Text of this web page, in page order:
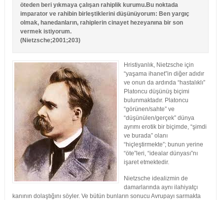
öteden beri yıkmaya çalışan rahiplik kurumu.Bu noktada
imparator ve rahibin birleştiklerini düşünüyorum: Ben yargıç
olmak, hanedanların, rahiplerin cinayet hezeyanına bir son
vermek istiyorum.
(Nietzsche;2001;203)
Hristiyanlık, Nietzsche için
“yaşama ihanet”in diğer adıdır
ve onun da ardında “hastalıklı”
Platoncu düşünüş biçimi
bulunmaktadır. Platoncu
“görünen/sahte” ve
“düşünülen/gerçek” dünya
ayrımı erotik bir biçimde, “şimdi
ve burada” olanı
“hiçleştirmekte”; bunun yerine
“öte”leri, “idealar dünyası”nı
işaret etmektedir.
Nietzsche idealizmin de
damarlarında aynı ilahiyatçı
kanının dolaştığını söyler. Ve bütün bunların sonucu Avrupayı sarmakta